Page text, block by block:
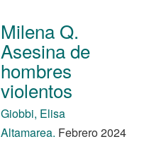
Milena Q.
Asesina de
hombres
violentos
Giobbi, Elisa
Altamarea. Febrero 2024